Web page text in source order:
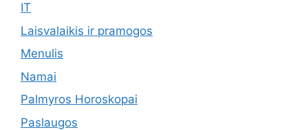
IT
Laisvalaikis ir pramogos
Menulis
Namai
Palmyros Horoskopai
Paslaugos